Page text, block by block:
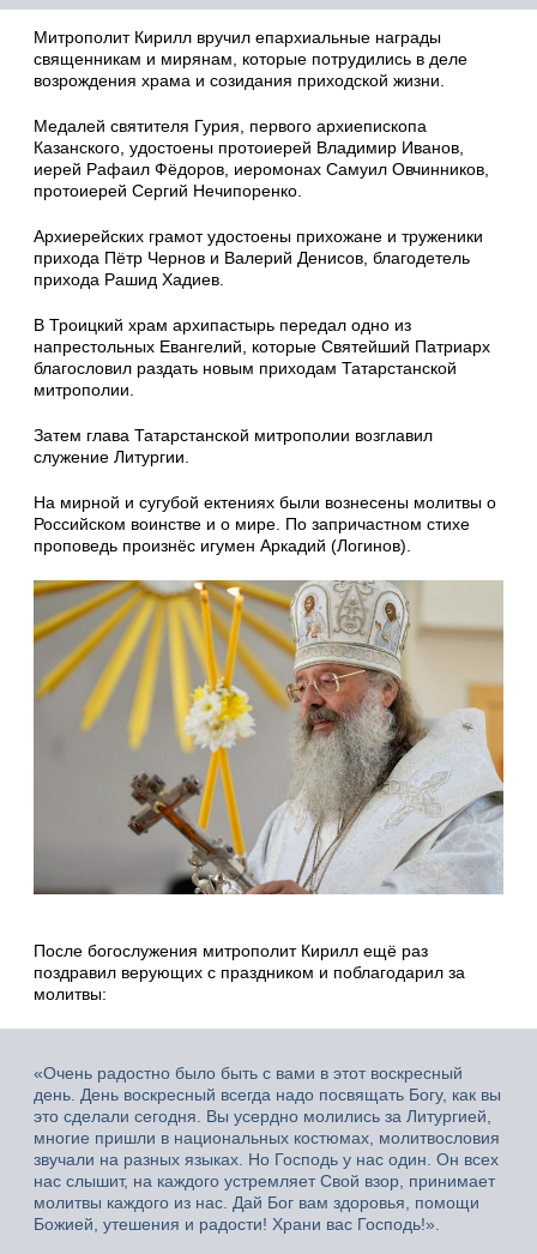
Митрополит Кирилл вручил епархиальные награды
священникам и мирянам, которые потрудились в деле
возрождения храма и созидания приходской жизни.
Медалей святителя Гурия, первого архиепископа
Казанского, удостоены протоиерей Владимир Иванов,
иерей Рафаил Фёдоров, иеромонах Самуил Овчинников,
протоиерей Сергий Нечипоренко.
Архиерейских грамот удостоены прихожане и труженики
прихода Пётр Чернов и Валерий Денисов, благодетель
прихода Рашид Хадиев.
В Троицкий храм архипастырь передал одно из
напрестольных Евангелий, которые Святейший Патриарх
благословил раздать новым приходам Татарстанской
митрополии.
Затем глава Татарстанской митрополии возглавил
служение Литургии.
На мирной и сугубой ектениях были вознесены молитвы о
Российском воинстве и о мире. По запричастном стихе
проповедь произнёс игумен Аркадий (Логинов).
После богослужения митрополит Кирилл ещё раз
поздравил верующих с праздником и поблагодарил за
молитвы:
«Очень радостно было быть с вами в этот воскресный
день. День воскресный всегда надо посвящать Богу, как вы
это сделали сегодня. Вы усердно молились за Литургией,
многие пришли в национальных костюмах, молитвословия
звучали на разных языках. Но Господь у нас один. Он всех
нас слышит, на каждого устремляет Свой взор, принимает
молитвы каждого из нас. Дай Бог вам здоровья, помощи
Божией, утешения и радости! Храни вас Господь!».